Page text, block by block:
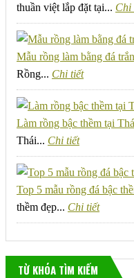
thuần việt lắp đặt tại... Chi
Mẫu rồng làm bằng đá
Rồng... Chi tiết
Làm rồng bậc thềm tại
Thái... Chi tiết
Top 5 mẫu rồng đá bậc
thềm đẹp... Chi tiết
TỪ KHÓA TÌM KIẾM